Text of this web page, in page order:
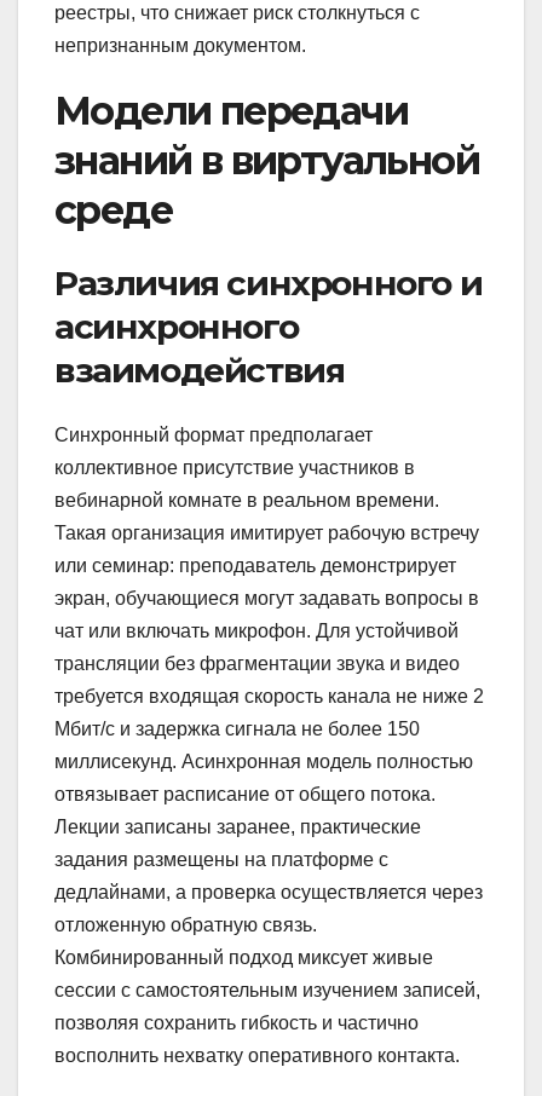
реестры, что снижает риск столкнуться с
непризнанным документом.
Модели передачи
знаний в виртуальной
среде
Различия синхронного и
асинхронного
взаимодействия
Синхронный формат предполагает
коллективное присутствие участников в
вебинарной комнате в реальном времени.
Такая организация имитирует рабочую встречу
или семинар: преподаватель демонстрирует
экран, обучающиеся могут задавать вопросы в
чат или включать микрофон. Для устойчивой
трансляции без фрагментации звука и видео
требуется входящая скорость канала не ниже 2
Мбит/с и задержка сигнала не более 150
миллисекунд. Асинхронная модель полностью
отвязывает расписание от общего потока.
Лекции записаны заранее, практические
задания размещены на платформе с
дедлайнами, а проверка осуществляется через
отложенную обратную связь.
Комбинированный подход миксует живые
сессии с самостоятельным изучением записей,
позволяя сохранить гибкость и частично
восполнить нехватку оперативного контакта.